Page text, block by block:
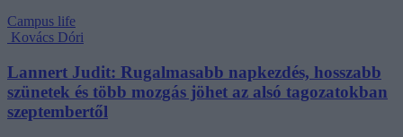
Campus life
Kovács Dóri
Lannert Judit: Rugalmasabb napkezdés, hosszabb
szünetek és több mozgás jöhet az alsó tagozatokban
szeptembertől